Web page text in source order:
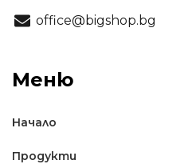
office@bigshop.bg
Меню
Начало
Продукти